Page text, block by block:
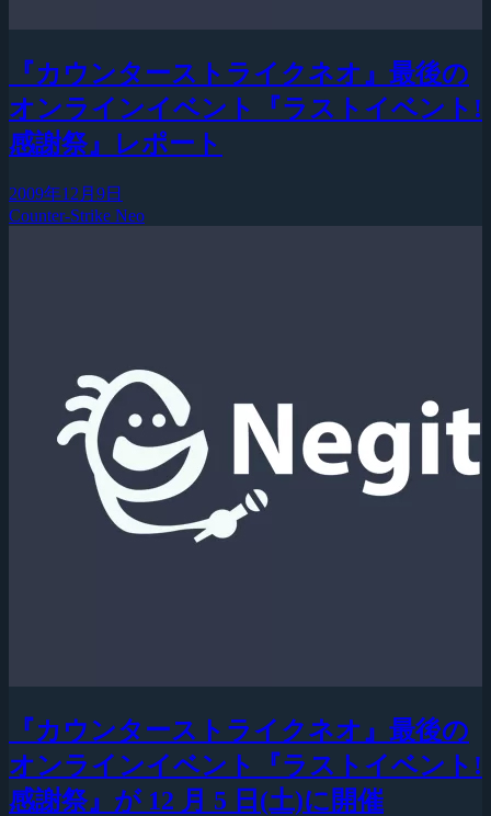
『カウンターストライクネオ』最後の
オンラインイベント『ラストイベント!
感謝祭』レポート
2009年12月9日
Counter-Strike Neo
『カウンターストライクネオ』最後の
オンラインイベント『ラストイベント!
感謝祭』が 12 月 5 日(土)に開催